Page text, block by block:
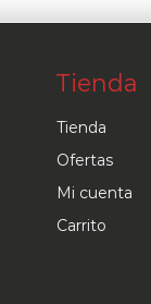
Tienda
Tienda
Ofertas
Mi cuenta
Carrito